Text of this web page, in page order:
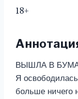
18+
ВЫШЛА В
Я
больше ничего